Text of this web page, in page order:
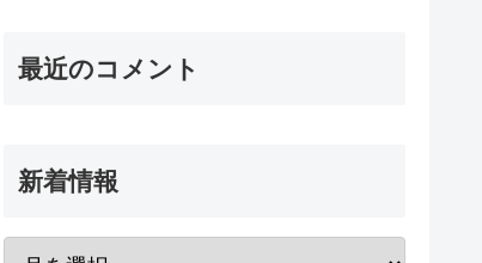
最近のコメント
新着情報